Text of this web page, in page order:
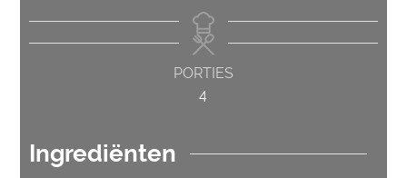
PORTIES
4
Ingrediënten